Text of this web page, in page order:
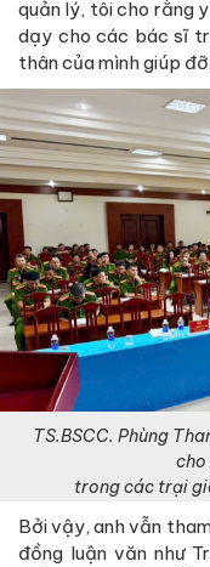
quản lý, tôi cho rằng
dạy cho các bác sĩ
thân của mình giúp
TS.BSCC. Phùng
cho
trong các trại
Bởi vậy, anh vẫn
đồng luận văn như